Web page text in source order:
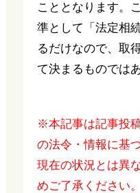
こととなります。
準として「法定相
るだけなので、取
て決まるものでは
※本記事は記事投
の法令・情報に基
現在の状況とは異
めご了承ください。